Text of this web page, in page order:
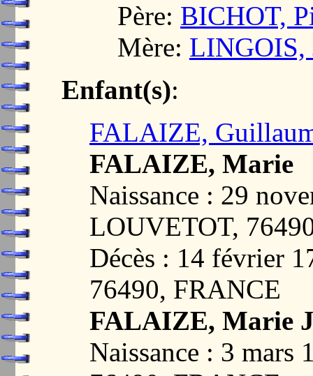
Père: BICHOT,
Mère: LINGOIS,
Enfant(s):
FALAIZE,
FALAIZE, Marie
Naissance : 29
LOUVETOT,
Décès : 14 février
76490, FRANCE
FALAIZE, Marie
Naissance : 3 mars